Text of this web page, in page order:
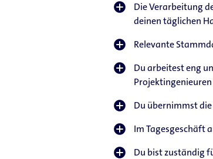
Die Verarbeitung
deinen täglichen
Relevante
Du arbeitest eng
Du übernimmst die
Im Tagesgeschäft
Du bist zuständig